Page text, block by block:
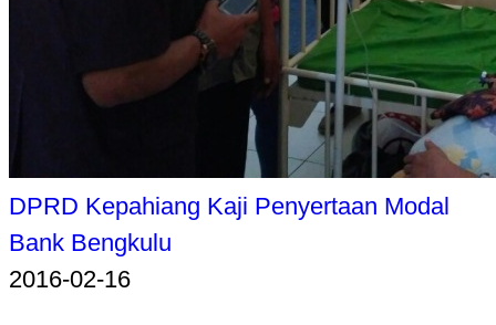
DPRD Kepahiang Kaji Penyertaan Modal
Bank Bengkulu
2016-02-16